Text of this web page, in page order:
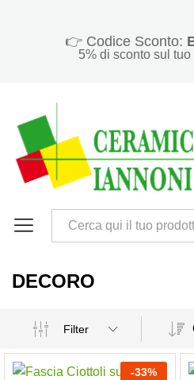
👉 Codice Sconto:
5% di sconto sul
DECORO
Filter
-33%